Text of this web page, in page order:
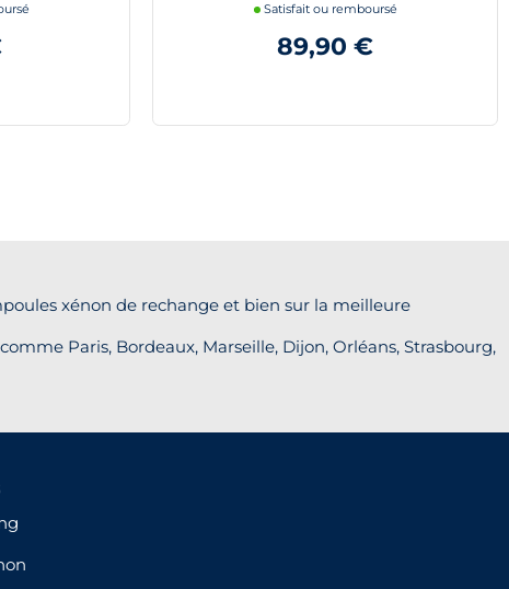
Satisfait ou remboursé
89,90 €
xénon de rechange et bien sur la meilleure
Paris, Bordeaux, Marseille, Dijon, Orléans, Strasbourg,